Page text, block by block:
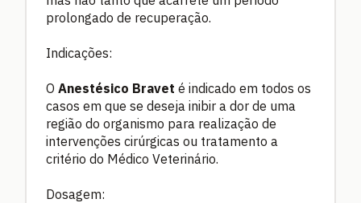
prolongado de recuperação.
Indicações:
O Anestésico Bravet é indicado em todos os
casos em que se deseja inibir a dor de uma
região do organismo para realização de
intervenções cirúrgicas ou tratamento a
critério do Médico Veterinário.
Dosagem: